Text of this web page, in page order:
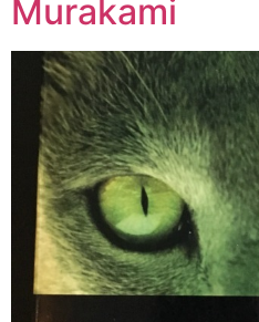
Murakami